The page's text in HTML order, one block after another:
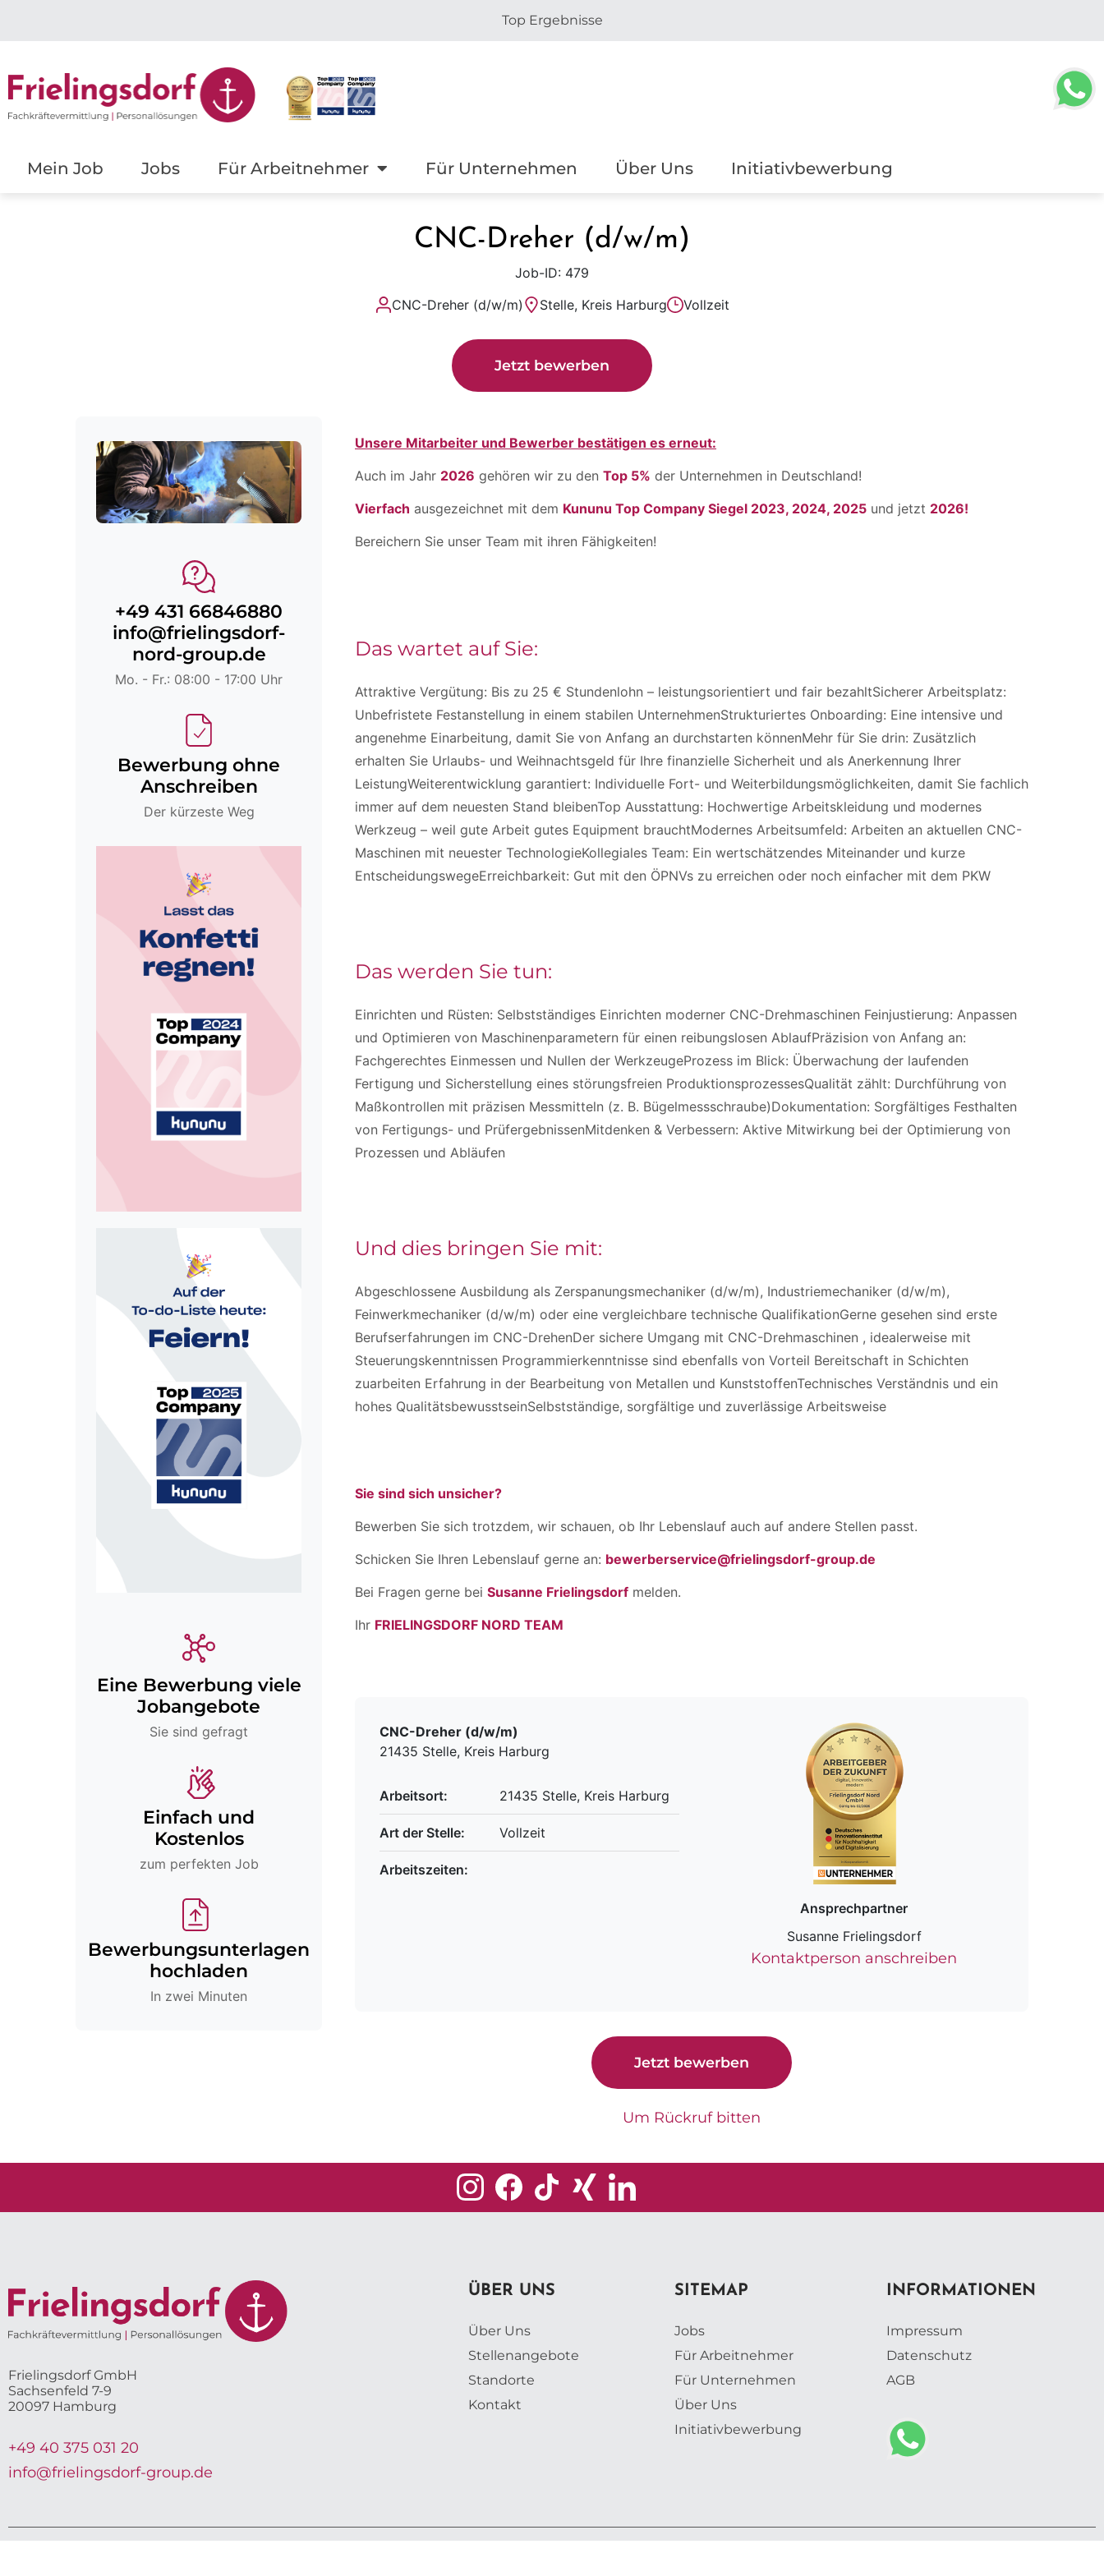
Top Ergebnisse
Mein Job Jobs Für Arbeitnehmer Für Unternehmen Über Uns Initiativbewerbung
CNC-Dreher (d/w/m)
Job-ID: 479
CNC-Dreher (d/w/m)
Stelle, Kreis Harburg Vollzeit
Jetzt bewerben
+49 431 66846880
info@frielingsdorf-
nord-group.de
Mo. - Fr.: 08:00 - 17:00 Uhr
Bewerbung ohne
Anschreiben
Der kürzeste Weg
Eine Bewerbung viele
Jobangebote
Sie sind gefragt
Einfach und
Kostenlos
zum perfekten Job
Bewerbungsunterlagen
hochladen
In zwei Minuten
Unsere Mitarbeiter und Bewerber bestätigen es erneut:
Auch im Jahr 2026 gehören wir zu den Top 5% der Unternehmen in Deutschland!
Vierfach ausgezeichnet mit dem Kununu Top Company Siegel 2023, 2024, 2025 und jetzt 2026!
Bereichern Sie unser Team mit ihren Fähigkeiten!
Das wartet auf Sie:
Attraktive Vergütung: Bis zu 25 € Stundenlohn – leistungsorientiert und fair bezahltSicherer Arbeitsplatz:
Unbefristete Festanstellung in einem stabilen UnternehmenStrukturiertes Onboarding: Eine intensive und
angenehme Einarbeitung, damit Sie von Anfang an durchstarten könnenMehr für Sie drin: Zusätzlich
erhalten Sie Urlaubs- und Weihnachtsgeld für Ihre finanzielle Sicherheit und als Anerkennung Ihrer
LeistungWeiterentwicklung garantiert: Individuelle Fort- und Weiterbildungsmöglichkeiten, damit Sie fachlich
immer auf dem neuesten Stand bleibenTop Ausstattung: Hochwertige Arbeitskleidung und modernes
Werkzeug – weil gute Arbeit gutes Equipment brauchtModernes Arbeitsumfeld: Arbeiten an aktuellen CNC-
Maschinen mit neuester TechnologieKollegiales Team: Ein wertschätzendes Miteinander und kurze
EntscheidungswegeErreichbarkeit: Gut mit den ÖPNVs zu erreichen oder noch einfacher mit dem PKW
Das werden Sie tun:
Einrichten und Rüsten: Selbstständiges Einrichten moderner CNC-Drehmaschinen Feinjustierung: Anpassen
und Optimieren von Maschinenparametern für einen reibungslosen AblaufPräzision von Anfang an:
Fachgerechtes Einmessen und Nullen der WerkzeugeProzess im Blick: Überwachung der laufenden
Fertigung und Sicherstellung eines störungsfreien ProduktionsprozessesQualität zählt: Durchführung von
Maßkontrollen mit präzisen Messmitteln (z. B. Bügelmessschraube)Dokumentation: Sorgfältiges Festhalten
von Fertigungs- und PrüfergebnissenMitdenken & Verbessern: Aktive Mitwirkung bei der Optimierung von
Prozessen und Abläufen
Und dies bringen Sie mit:
Abgeschlossene Ausbildung als Zerspanungsmechaniker (d/w/m), Industriemechaniker (d/w/m),
Feinwerkmechaniker (d/w/m) oder eine vergleichbare technische QualifikationGerne gesehen sind erste
Berufserfahrungen im CNC-DrehenDer sichere Umgang mit CNC-Drehmaschinen , idealerweise mit
Steuerungskenntnissen Programmierkenntnisse sind ebenfalls von Vorteil Bereitschaft in Schichten
zuarbeiten Erfahrung in der Bearbeitung von Metallen und KunststoffenTechnisches Verständnis und ein
hohes QualitätsbewusstseinSelbstständige, sorgfältige und zuverlässige Arbeitsweise
Sie sind sich unsicher?
Bewerben Sie sich trotzdem, wir schauen, ob Ihr Lebenslauf auch auf andere Stellen passt.
Schicken Sie Ihren Lebenslauf gerne an: bewerberservice@frielingsdorf-group.de
Bei Fragen gerne bei Susanne Frielingsdorf melden.
Ihr FRIELINGSDORF NORD TEAM
CNC-Dreher (d/w/m)
21435 Stelle, Kreis Harburg
Arbeitsort: 21435 Stelle, Kreis Harburg
Art der Stelle: Vollzeit
Arbeitszeiten:
Ansprechpartner
Susanne Frielingsdorf
Kontaktperson anschreiben
Jetzt bewerben
Um Rückruf bitten
Frielingsdorf GmbH
Sachsenfeld 7-9
20097 Hamburg
+49 40 375 031 20
info@frielingsdorf-group.de
ÜBER UNS
Über Uns
Stellenangebote
Standorte
Kontakt
SITEMAP
Jobs
Für Arbeitnehmer
Für Unternehmen
Über Uns
Initiativbewerbung
INFORMATIONEN
Impressum
Datenschutz
AGB